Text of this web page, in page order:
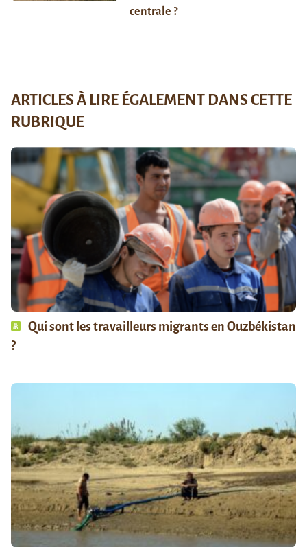
centrale ?
ARTICLES À LIRE ÉGALEMENT DANS CETTE
RUBRIQUE
Qui sont les travailleurs migrants en Ouzbékistan
?